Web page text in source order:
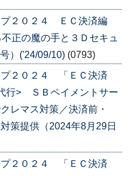
プ２０２４ ＥＣ決済編
正の魔の手と３Ｄセキュ
）('24/09/10) (0793)
プ２０２４ 「ＥＣ決済
行> ＳＢペイメントサー
レマス対策／決済前・
策提供（2024年8月29日
プ２０２４ 「ＥＣ決済